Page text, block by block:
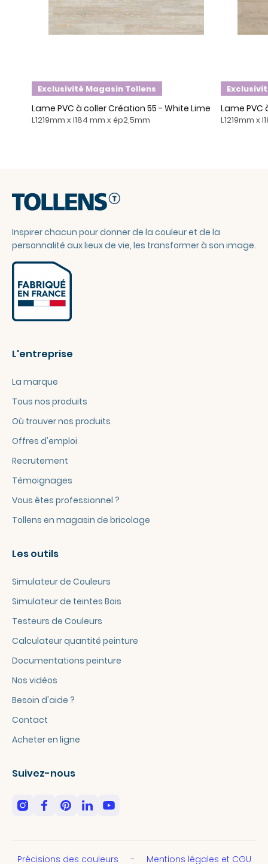
Exclusivité Magasin Tollens
Lame PVC à coller Création 55 - White Lime
L1219mm x l184 mm x ép2,5mm
Lame PVC
L1219mm x
Inspirer chacun pour donner de la couleur et de la
personnalité aux lieux de vie, les transformer à son image.
L'entreprise
La marque
Tous nos produits
Où trouver nos produits
Offres d'emploi
Recrutement
Témoignages
Vous êtes professionnel ?
Tollens en magasin de bricolage
Les outils
Simulateur de Couleurs
Simulateur de teintes Bois
Testeurs de Couleurs
Calculateur quantité peinture
Documentations peinture
Nos vidéos
Besoin d'aide ?
Contact
Acheter en ligne
Suivez-nous
Précisions des couleurs Mentions légales et CGU